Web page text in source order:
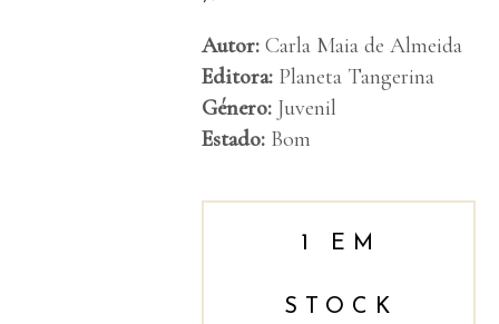
Autor: Carla Maia de Almeida
Editora: Planeta Tangerina
Género: Juvenil
Estado: Bom
1 EM
STOCK